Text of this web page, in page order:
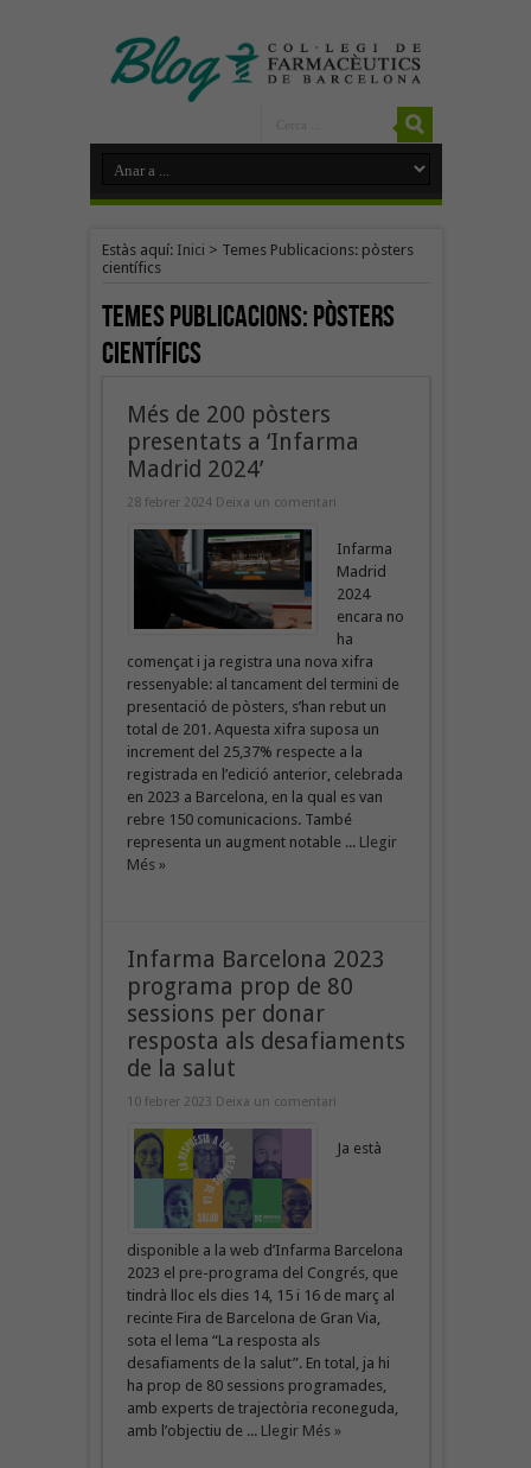
Estàs aquí: Inici > Temes Publicacions: pòsters
científics
Temes Publicacions:pòsters
científics
Més de 200 pòsters
presentats a ‘Infarma
Madrid 2024’
28 febrer 2024 Deixa un comentari
Infarma
Madrid
2024
encara no
ha
començat i ja registra una nova xifra
ressenyable: al tancament del termini de
presentació de pòsters, s’han rebut un
total de 201. Aquesta xifra suposa un
increment del 25,37% respecte a la
registrada en l’edició anterior, celebrada
en 2023 a Barcelona, en la qual es van
rebre 150 comunicacions. També
representa un augment notable ... Llegir
Més »
Infarma Barcelona 2023
programa prop de 80
sessions per donar
resposta als desafiaments
de la salut
10 febrer 2023 Deixa un comentari
Ja està
disponible a la web d’Infarma Barcelona
2023 el pre-programa del Congrés, que
tindrà lloc els dies 14, 15 i 16 de març al
recinte Fira de Barcelona de Gran Via,
sota el lema “La resposta als
desafiaments de la salut”. En total, ja hi
ha prop de 80 sessions programades,
amb experts de trajectòria reconeguda,
amb l’objectiu de ... Llegir Més »